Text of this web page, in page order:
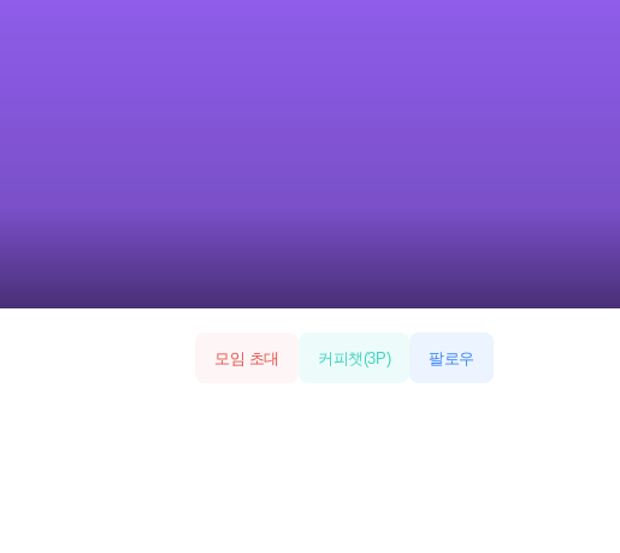
모임 초대 커피챗(3P) 팔로우